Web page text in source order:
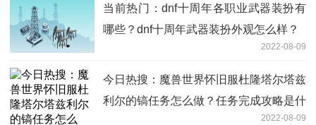
当前热门：dnf十周年各职业武器装扮有
哪些？dnf十周年武器装扮外观怎么样？
2022-08-09
今日热搜：魔兽世界怀旧服杜隆塔尔塔兹
利尔的镐任务怎么做？任务完成攻略是什
2022-08-09